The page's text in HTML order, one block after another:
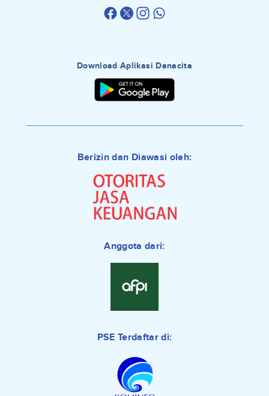
Download Aplikasi Danacita
Berizin dan Diawasi oleh:
Anggota dari:
PSE Terdaftar di: